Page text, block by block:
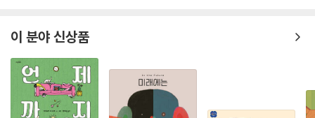
이 분야 신상품